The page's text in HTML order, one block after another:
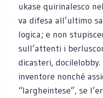
ukase quirinalesco
va difesa all’ultimo
logica; e non
sull’attenti i
dicasteri, docilelobby.
inventore nonché
“largheintese”, se